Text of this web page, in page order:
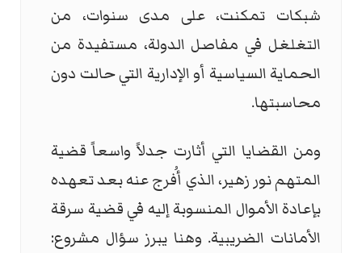
شبكات تمكنت، على مدى سنوات، من
التغلغل في مفاصل الدولة، مستفيدة من
الحماية السياسية أو الإدارية التي حالت دون
محاسبتها.
ومن القضايا التي أثارت جدلاً واسعاً قضية
المتهم نور زهير، الذي أُفرج عنه بعد تعهده
بإعادة الأموال المنسوبة إليه في قضية سرقة
الأمانات الضريبية. وهنا يبرز سؤال مشروع: